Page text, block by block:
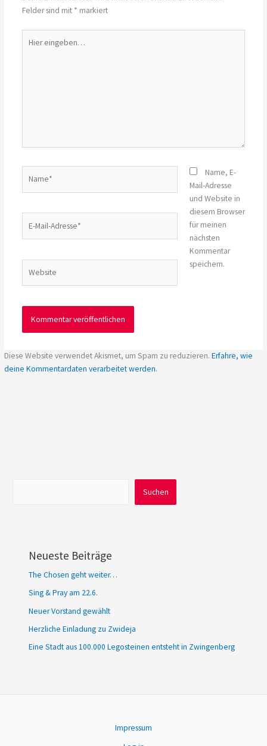
Felder sind mit * markiert
eingeben…
Mail-
Name, E-
Mail-Adresse
und Website in
diesem Browser
für meinen
nächsten
Kommentar
speichern.
Diese Website verwendet Akismet, um Spam zu reduzieren.Erfahre, wie
deine Kommentardaten verarbeitet werden.
Suchen
Neueste Beiträge
The Chosen geht weiter…
Sing & Pray am 22.6.
Neuer Vorstand gewählt
Herzliche Einladung zu Zwideja
Eine Stadt aus 100.000 Legosteinen entsteht in Zwingenberg
Impressum